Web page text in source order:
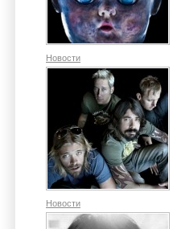
Новости
Новости